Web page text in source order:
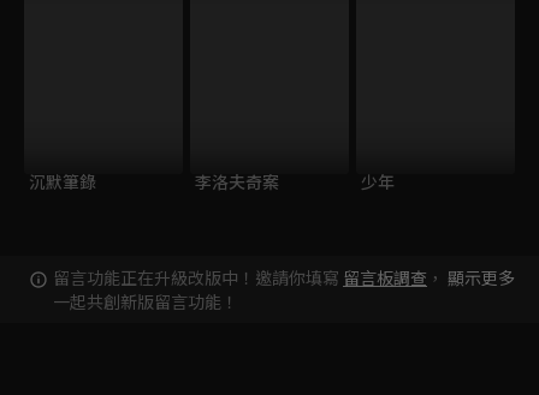
沉默筆錄 李洛夫奇案 少年
留言功能正在升級改版中！邀請你填寫 留言板調查 ，
一起共創新版留言功能！
顯示更多